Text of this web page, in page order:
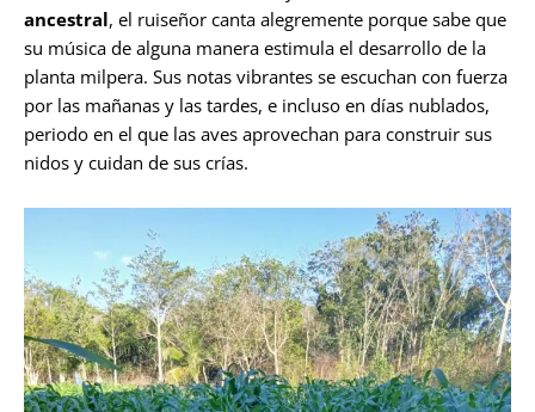
ancestral, el ruiseñor canta alegremente porque sabe que
su música de alguna manera estimula el desarrollo de la
planta milpera. Sus notas vibrantes se escuchan con fuerza
por las mañanas y las tardes, e incluso en días nublados,
periodo en el que las aves aprovechan para construir sus
nidos y cuidan de sus crías.